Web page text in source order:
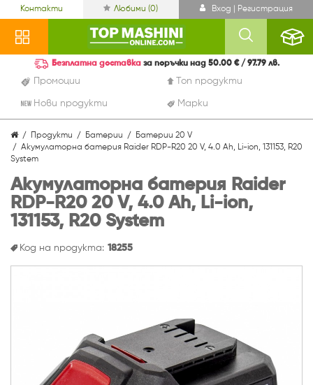
Контакти Любими (0) Вход | Регистрация
Промоции Топ продукти
Нови продукти Марки
Безплатна доставка за поръчки над 50.00 € / 97.79 лв.
Продукти Батерии
Батерии 20 V
Акумулаторна батерия Raider RDP-R20 20 V, 4.0 Ah, Li-ion, 131153, R20
System
Акумулаторна батерия Raider
RDP-R20 20 V, 4.0 Ah, Li-ion,
131153, R20 System
Код на продукта: 18255